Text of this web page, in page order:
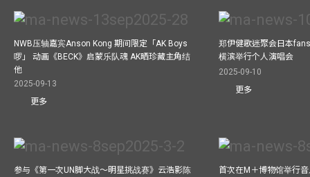
NWB压轴嘉宾Anson Kong 期间限定「AK Boys
啰」 动画《BECK》启蒙乐队魂 AK晒珍藏主角结
他
2025-09-13
更多
郑伊健歌迷聚会日本
横滨举行个人演唱会
2025-09-10
更多
参与《第一次UN脚大战～明星挑战赛》云浩影陈
首次在M＋博物馆举行